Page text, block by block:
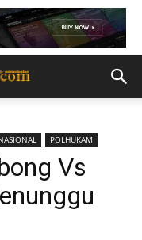
POLHUKAM
Vs